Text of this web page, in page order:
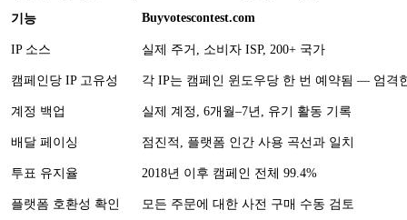
기능 Buyvotescontest.com
IP 소스 실제 주거, 소비자 ISP, 200+ 국가
캠페인당 IP 고유성 각 IP는 캠페인 윈도우당 한 번 예약됨 — 엄격
계정 백업 실제 계정, 6개월–7년, 유기 활동 기록
배달 페이싱 점진적, 플랫폼 인간 사용 곡선과 일치
투표 유지율 2018년 이후 캠페인 전체 99.4%
플랫폼 호환성 확인 모든 주문에 대한 사전 구매 수동 검토